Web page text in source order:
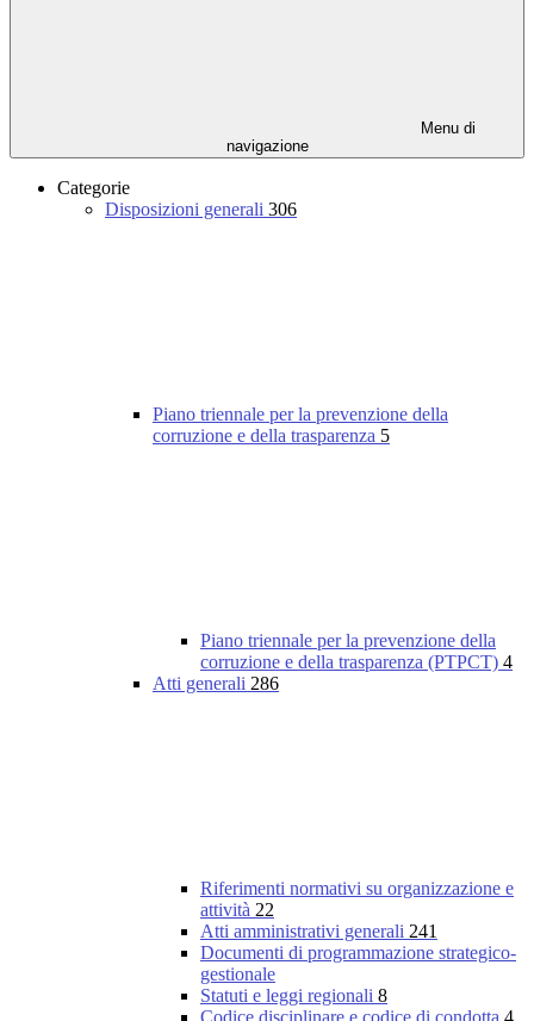
Menu di
navigazione
Categorie
Disposizioni generali 306
Piano triennale per la prevenzione della
corruzione e della trasparenza 5
Piano triennale per la prevenzione della
corruzione e della trasparenza (PTPCT) 4
Atti generali 286
Riferimenti normativi su organizzazione e
attività 22
Atti amministrativi generali 241
Documenti di programmazione strategico-
gestionale
Statuti e leggi regionali 8